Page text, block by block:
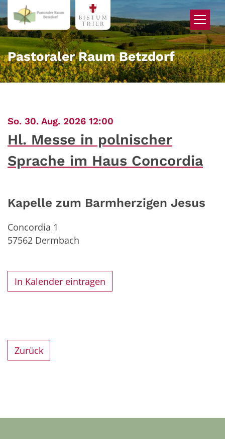
Zum Inhalt springen
Pastoraler Raum Betzdorf
So. 30. Aug. 2026 12:00
Hl. Messe in polnischer
Sprache im Haus Concordia
Kapelle zum Barmherzigen Jesus
Concordia 1
57562 Dermbach
In Kalender eintragen
Zurück